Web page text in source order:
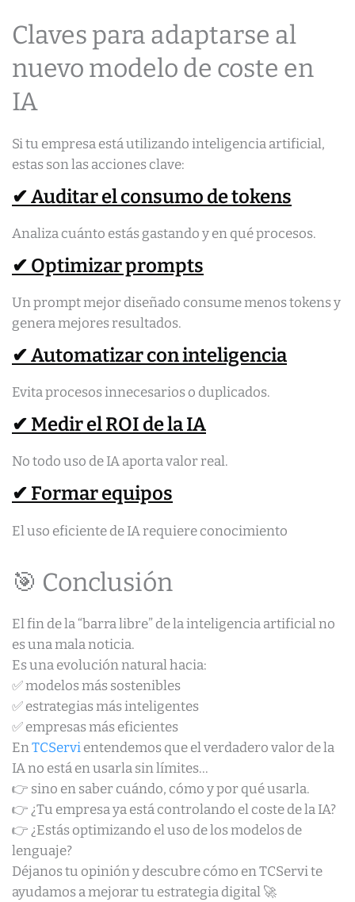
Claves para adaptarse al
nuevo modelo de coste en
IA
Si tu empresa está utilizando inteligencia artificial,
estas son las acciones clave:
✔ Auditar el consumo de tokens
Analiza cuánto estás gastando y en qué procesos.
✔ Optimizar prompts
Un prompt mejor diseñado consume menos tokens y
genera mejores resultados.
✔ Automatizar con inteligencia
Evita procesos innecesarios o duplicados.
✔ Medir el ROI de la IA
No todo uso de IA aporta valor real.
✔ Formar equipos
El uso eficiente de IA requiere conocimiento
🎯 Conclusión
El fin de la “barra libre” de la inteligencia artificial no
es una mala noticia.
Es una evolución natural hacia:
✅ modelos más sostenibles
✅ estrategias más inteligentes
✅ empresas más eficientes
EnTCServientendemos que el verdadero valor de la
IA no está en usarla sin límites…
👉 sino en saber cuándo, cómo y por qué usarla.
👉 ¿Tu empresa ya está controlando el coste de la IA?
👉 ¿Estás optimizando el uso de los modelos de
lenguaje?
Déjanos tu opinión y descubre cómo en TCServi te
ayudamos a mejorar tu estrategia digital 🚀